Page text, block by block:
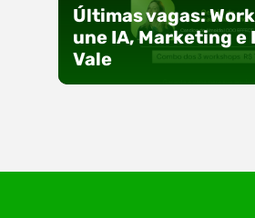
Últimas vagas:
une IA, Marketing e
Vale